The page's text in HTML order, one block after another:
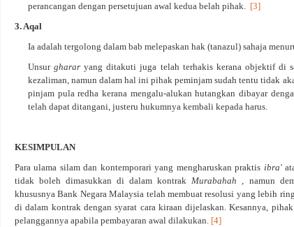
perancangan dengan persetujuan awal kedua belah pihak. [3]
3. Aqal
Ia adalah tergolong dalam bab melepaskan hak (tanazul) sahaja
Unsur gharar yang ditakuti juga telah terhakis kerana objektif di
kezaliman, namun dalam hal ini pihak peminjam sudah tentu tidak
pinjam pula redha kerana mengalu-alukan hutangkan dibayar
telah dapat ditangani, justeru hukumnya kembali kepada harus.
KESIMPULAN
Para ulama silam dan kontemporari yang mengharuskan praktis ibra'
tidak boleh dimasukkan di dalam kontrakMurabahah, namun
khususnya Bank Negara Malaysia telah membuat resolusi yang lebih
di dalam kontrak dengan syarat cara kiraan dijelaskan. Kesannya,
pelanggannya apabila pembayaran awal dilakukan. [4]